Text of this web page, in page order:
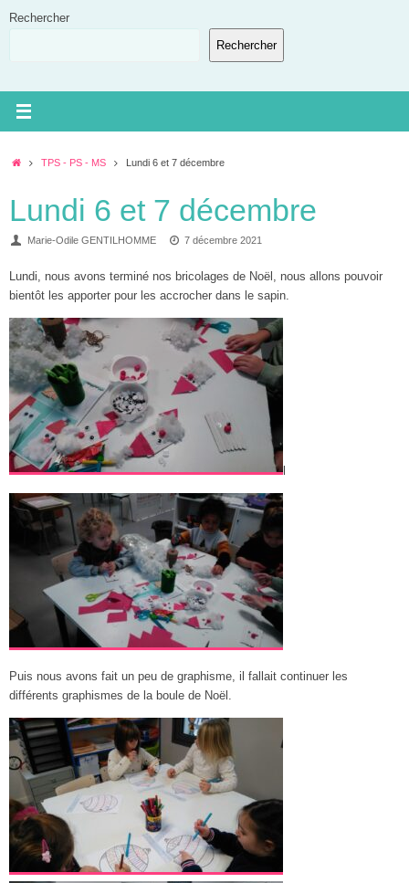
Rechercher
Rechercher
AccueilTPS - PS - MS Lundi 6 et 7 décembre
Lundi 6 et 7 décembre
Marie-Odile GENTILHOMME 7 décembre 2021
Lundi, nous avons terminé nos bricolages de Noël, nous allons pouvoir
bientôt les apporter pour les accrocher dans le sapin.
Puis nous avons fait un peu de graphisme, il fallait continuer les
différents graphismes de la boule de Noël.